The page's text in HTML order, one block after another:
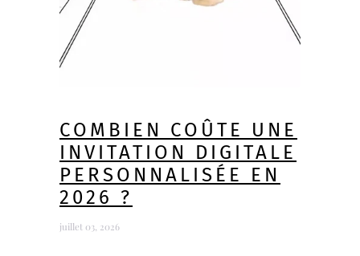
COMBIEN COÛTE UNE
INVITATION DIGITALE
PERSONNALISÉE EN
2026 ?
juillet 03, 2026